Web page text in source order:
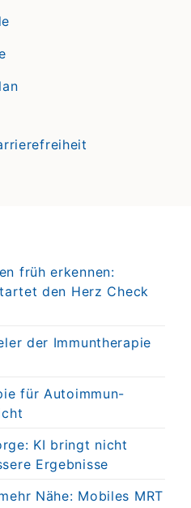
früh erkennen:
den Herz Check
der Immuntherapie
für Autoimmun-
KI bringt nicht
Ergebnisse
Nähe: Mobiles MRT